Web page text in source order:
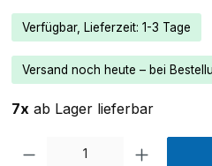
Verfügbar, Lieferzeit: 1-3 Tage
Versand noch heute – bei
7x ab Lager lieferbar
Produkt Anzahl: Gib den